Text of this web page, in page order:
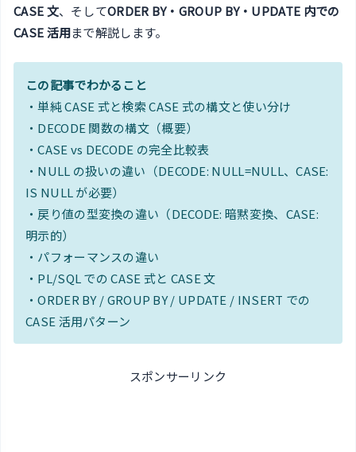
CASE 文、そしてORDER BY・GROUP BY・UPDATE 内での
CASE 活用まで解説します。
この記事でわかること
・単純 CASE 式と検索 CASE 式の構文と使い分け
・DECODE 関数の構文（概要）
・CASE vs DECODE の完全比較表
・NULL の扱いの違い（DECODE: NULL=NULL、CASE:
IS NULL が必要）
・戻り値の型変換の違い（DECODE: 暗黙変換、CASE:
明示的）
・パフォーマンスの違い
・PL/SQL での CASE 式と CASE 文
・ORDER BY / GROUP BY / UPDATE / INSERT での
CASE 活用パターン
スポンサーリンク